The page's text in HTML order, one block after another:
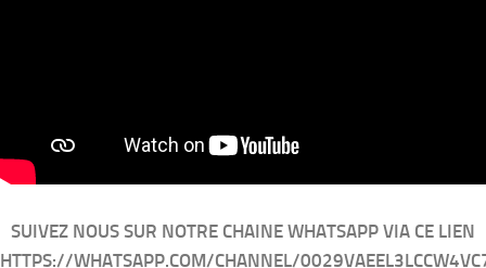
SUIVEZ NOUS SUR NOTRE CHAINE WHATSAPP VIA CE LIEN
HTTPS://WHATSAPP.COM/CHANNEL/